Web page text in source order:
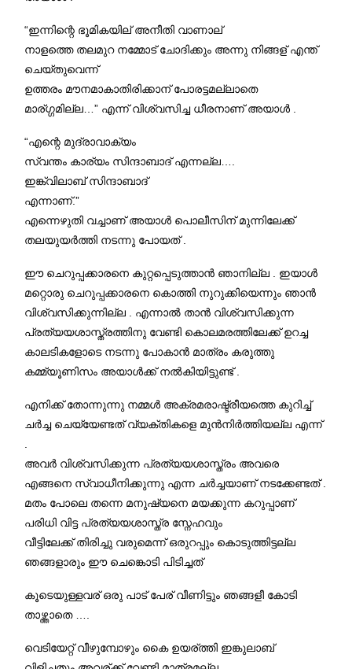
“ഇന്നിന്റെ ഭൂമികയില് അനീതി വാണാല്
നാളത്തെ തലമുറ നമ്മോട്‌ ചോദിക്കും അന്നു നിങ്ങള് എന്ത്‌
ചെയ്തുവെന്ന്
ഉത്തരം മൗനമാകാതിരിക്കാന് പോരട്ടമല്ലാതെ
മാര്ഗ്ഗമില്ല…” എന്ന് വിശ്വസിച്ച ധീരനാണ് അയാൾ .
“എന്റെ മുദ്രാവാക്യം
സ്വന്തം കാര്യം സിന്ദാബാദ് എന്നല്ല….
ഇങ്ക്വിലാബ് സിന്ദാബാദ്
എന്നാണ്.”
എന്നെഴുതി വച്ചാണ് അയാൾ പൊലീസിന് മുന്നിലേക്ക്
തലയുയർത്തി നടന്നു പോയത് .
ഈ ചെറുപ്പക്കാരനെ കുറ്റപ്പെടുത്താൻ ഞാനില്ല . ഇയാൾ
മറ്റൊരു ചെറുപ്പക്കാരനെ കൊത്തി നുറുക്കിയെന്നും ഞാൻ
വിശ്വസിക്കുന്നില്ല . എന്നാൽ താൻ വിശ്വസിക്കുന്ന
പ്രത്യയശാസ്ത്രത്തിനു വേണ്ടി കൊലമരത്തിലേക്ക് ഉറച്ച
കാലടികളോടെ നടന്നു പോകാൻ മാത്രം കരുത്തു
കമ്മ്യൂണിസം അയാൾക്ക് നൽകിയിട്ടുണ്ട് .
എനിക്ക് തോന്നുന്നു നമ്മൾ അക്രമരാഷ്ട്രീയത്തെ കുറിച്ച്
ചർച്ച ചെയ്യേണ്ടത് വ്യക്തികളെ മുൻനിർത്തിയല്ല എന്ന്
അവർ വിശ്വസിക്കുന്ന പ്രത്യയശാസ്ത്രം അവരെ
എങ്ങനെ സ്വാധീനിക്കുന്നു എന്ന ചർച്ചയാണ് നടക്കേണ്ടത് .
മതം പോലെ തന്നെ മനുഷ്യനെ മയക്കുന്ന കറുപ്പാണ്
പരിധി വിട്ട പ്രത്യയശാസ്ത്ര സ്നേഹവും
വീട്ടിലേക്ക് തിരിച്ചു വരുമെന്ന് ഒരുറപ്പും കൊടുത്തിട്ടല്ല
ഞങ്ങളാരും ഈ ചെങ്കൊടി പിടിച്ചത്
കൂടെയുള്ളവര് ഒരു പാട് പേര് വീണിട്ടും ഞങ്ങളീ കോടി
താഴ്ത്താതെ ….
വെടിയേറ്റ് വീഴുമ്പോഴും കൈ ഉയര്ത്തി ഇങ്കുലാബ്